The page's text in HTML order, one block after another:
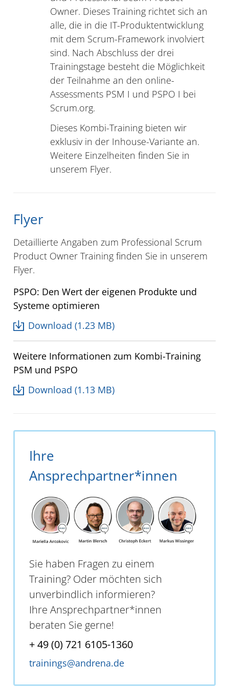
Owner. Dieses Training richtet sich an
alle, die in die IT-Produktentwicklung
mit dem Scrum-Framework involviert
sind. Nach Abschluss der drei
Trainingstage besteht die Möglichkeit
der Teilnahme an den online-
Assessments PSM I und PSPO I bei
Scrum.org.
Dieses Kombi-Training bieten wir
exklusiv in der Inhouse-Variante an.
Weitere Einzelheiten finden Sie in
unserem Flyer.
Flyer
Detaillierte Angaben zum Professional Scrum
Product Owner Training finden Sie in unserem
Flyer.
PSPO: Den Wert der eigenen Produkte und
Systeme optimieren
Download (1.23 MB)
Weitere Informationen zum Kombi-Training
PSM und PSPO
Download (1.13 MB)
Ihre
Ansprechpartner*innen
Sie haben Fragen zu einem
Training? Oder möchten sich
unverbindlich informieren?
Ihre Ansprechpartner*innen
beraten Sie gerne!
+ 49 (0) 721 6105-1360
trainings@andrena.de